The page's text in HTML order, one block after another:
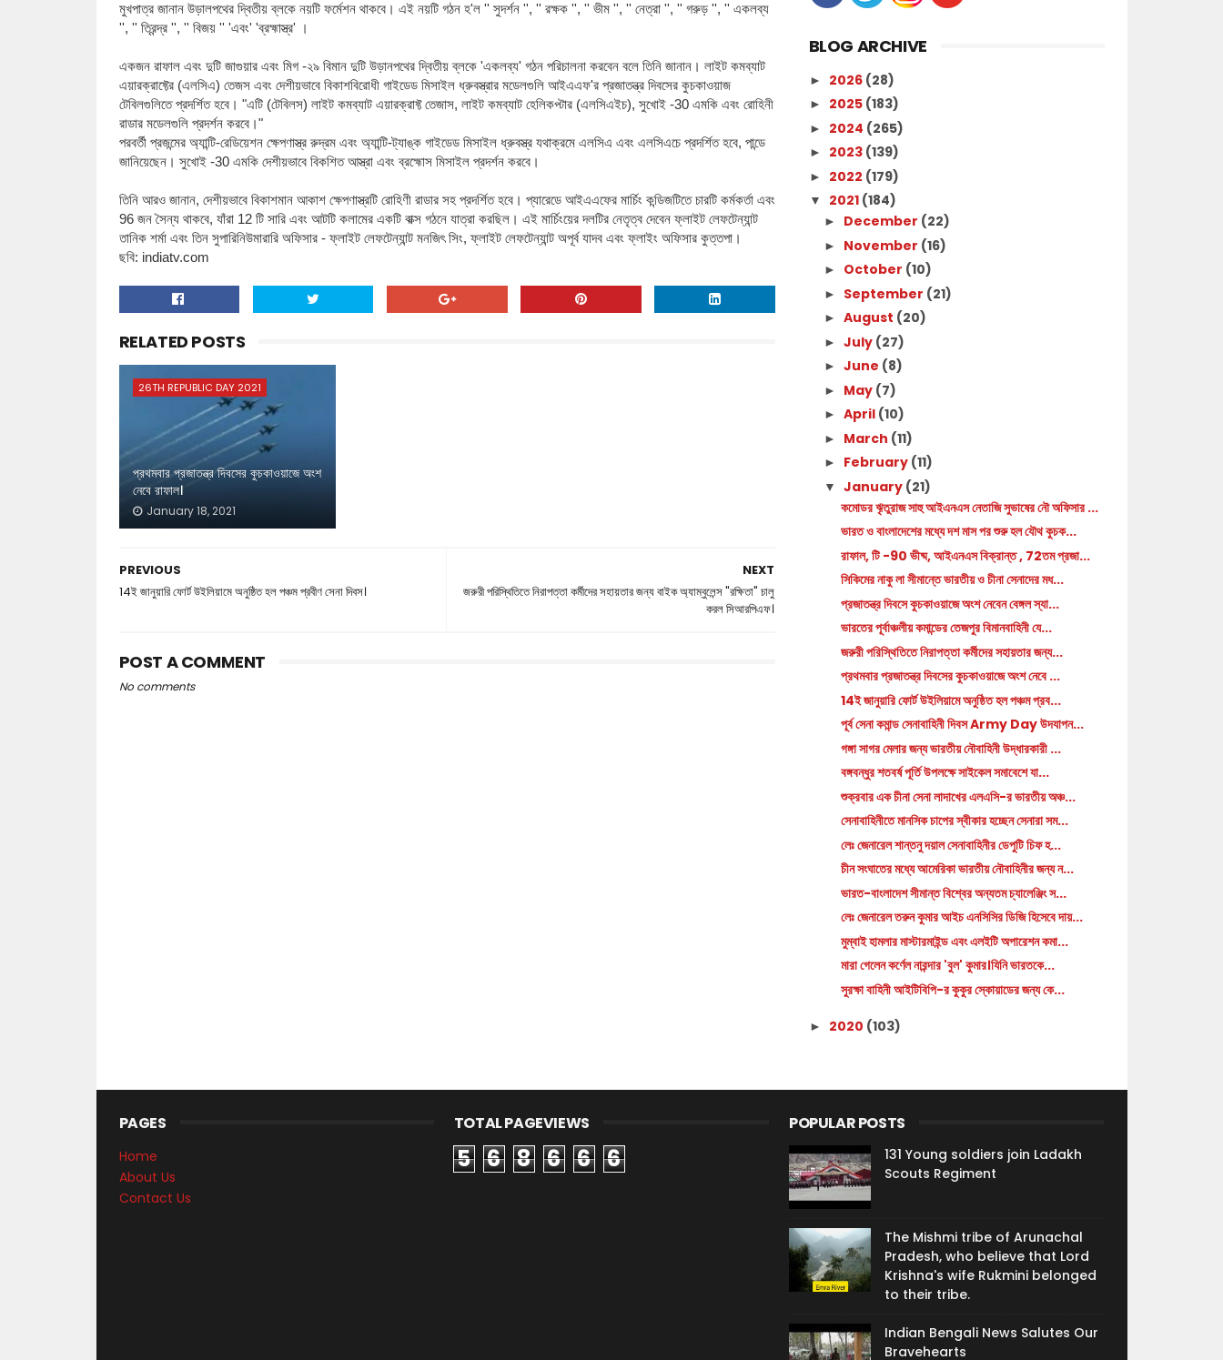
মুখপাত্র জানান উড়ালপথের দ্বিতীয় ব্লকে নয়টি ফর্মেশন থাকবে। এই নয়টি গঠন হ'ল '' সুদর্শন '', '' রক্ষক '', '' ভীম '', '' নেত্রা '', '' গরুড় '', '' একলব্য
'', '' ত্রিন্দ্র '', '' বিজয় '' 'এবং' 'ব্রহ্মাস্ত্র' ।
একজন রাফাল এবং দুটি জাগুয়ার এবং মিগ -২৯ বিমান দুটি উড়ানপথের দ্বিতীয় ব্লকে 'একলব্য' গঠন পরিচালনা করবেন বলে তিনি জানান। লাইটকমব্যাট
এয়ারক্রাফ্টের (এলসিএ) তেজস এবং দেশীয়ভাবে বিকাশবিরোধী গাইডেড মিসাইল ধ্রুবস্ত্রার মডেলগুলি আইএএফ'র প্রজাতন্ত্র দিবসের কুচকাওয়াজ
টেবিলগুলিতে প্রদর্শিত হবে। "এটি (টেবিলস) লাইট কমব্যাট এয়ারক্রাফ্ট তেজাস, লাইট কমব্যাট হেলিকপ্টার (এলসিএইচ), সুখোই -30 এমকি এবং রোহিনী
রাডার মডেলগুলি প্রদর্শন করবে।"
পরবর্তী প্রজন্মের অ্যান্টি-রেডিয়েশন ক্ষেপণাস্ত্র রুদ্রম এবং অ্যান্টি-ট্যাঙ্ক গাইডেড মিসাইল ধ্রুবস্ত্র যথাক্রমে এলসিএ এবং এলসিএচে প্রদর্শিত হবে, পান্ডে
জানিয়েছেন। সুখোই -30 এমকি দেশীয়ভাবে বিকশিত আস্ত্রা এবং ব্রহ্মোস মিসাইল প্রদর্শন করবে।
তিনি আরও জানান, দেশীয়ভাবে বিকাশমান আকাশ ক্ষেপণাস্ত্রটি রোহিণী রাডার সহ প্রদর্শিত হবে। প্যারেডে আইএএফের মার্চিং কন্ডিজটিতে চারটি কর্মকর্তা এবং
96 জন সৈন্য থাকবে, যাঁরা 12 টি সারি এবং আটটি কলামের একটি বাক্স গঠনে যাত্রা করছিল। এই মার্চিংয়ের দলটির নেতৃত্ব দেবেন ফ্লাইট লেফটেন্যান্ট
তানিক শর্মা এবং তিন সুপারিনিউমারারি অফিসার - ফ্লাইট লেফটেন্যান্ট মনজিৎ সিং, ফ্লাইট লেফটেন্যান্ট অপূর্ব যাদব এবং ফ্লাইং অফিসার কুত্তপা।
ছবি: indiatv.com
RELATED POSTS
26TH REPUBLIC DAY 2021
প্রথমবার প্রজাতন্ত্র দিবসের কুচকাওয়াজে অংশ
নেবে রাফাল।
January 18, 2021
NEXT
জরুরী পরিস্থিতিতে নিরাপত্তা কর্মীদের সহায়তার জন্য বাইক অ্যাম্বুলেন্স "রক্ষিতা" চালু
করল সিআরপিএফ।
PREVIOUS
14ই জানুয়ারি ফোর্ট উইলিয়ামে অনুষ্ঠিত হল পঞ্চম প্রবীণ সেনা দিবস।
POST A COMMENT
No comments
BLOG ARCHIVE
► 2026 (28)
► 2025 (183)
► 2024 (265)
► 2023 (139)
► 2022 (179)
▼ 2021 (184)
► December (22)
► November (16)
► October (10)
► September (21)
►August (20)
►July (27)
►June (8)
► May (7)
►April (10)
► March (11)
► February (11)
▼January (21)
কমোডর ৠতুরাজ সাহু আইএনএস নেতাজি সুভাষের নৌ অফিসার ...
ভারত ও বাংলাদেশের মধ্যে দশ মাস পর শুরু হল যৌথ কুচক...
রাফাল, টি -90 ভীষ্ম, আইএনএস বিক্রান্ত , 72তম প্রজা...
সিকিমের নাকু লা সীমান্তে ভারতীয় ও চীনা সেনাদের মধ...
প্রজাতন্ত্র দিবসে কুচকাওয়াজে অংশ নেবেন বেঙ্গল স্যা...
ভারতের পূর্বাঞ্চলীয় কমান্ডের তেজপুর বিমানবাহিনী যে...
জরুরী পরিস্থিতিতে নিরাপত্তা কর্মীদের সহায়তার জন্য...
প্রথমবার প্রজাতন্ত্র দিবসের কুচকাওয়াজে অংশ নেবে ...
14ই জানুয়ারি ফোর্ট উইলিয়ামে অনুষ্ঠিত হল পঞ্চম প্রব...
পূর্ব সেনা কমান্ড সেনাবাহিনী দিবস Army Day উদযাপন...
গঙ্গা সাগর মেলার জন্য ভারতীয় নৌবাহিনী উদ্ধারকারী ...
বঙ্গবন্ধুর শতবর্ষ পূর্তি উপলক্ষে সাইকেল সমাবেশে যা...
শুক্রবার এক চীনা সেনা লাদাখের এলএসি-র ভারতীয় অঞ্চ...
সেনাবাহিনীতে মানসিক চাপের স্বীকার হচ্ছেন সেনারা সম...
লেঃ জেনারেল শান্তনু দয়াল সেনাবাহিনীর ডেপুটি চিফ হ...
চীন সংঘাতের মধ্যে আমেরিকা ভারতীয় নৌবাহিনীর জন্য ন...
ভারত-বাংলাদেশ সীমান্ত বিশ্বের অন্যতম চ্যালেঞ্জিং স...
লেঃ জেনারেল তরুন কুমার আইচ এনসিসির ডিজি হিসেবে দায়...
মুম্বাই হামলার মাস্টারমাইন্ড এবং এলইটি অপারেশন কমা...
মারা গেলেন কর্ণেল নারন্দার 'বুল' কুমার।যিনি ভারতকে...
সুরক্ষা বাহিনী আইটিবিপি-র কুকুর স্কোয়াডের জন্য কে...
► 2020 (103)
PAGES
Home
About Us
Contact Us
TOTAL PAGEVIEWS
5 6 8 6 6 6
POPULAR POSTS
131 Young soldiers join Ladakh
Scouts Regiment
The Mishmi tribe of Arunachal
Pradesh, who believe that Lord
Krishna's wife Rukmini belonged
to their tribe.
Indian Bengali News Salutes Our
Bravehearts